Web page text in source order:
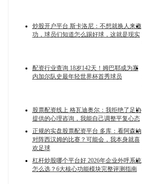
炒股开户平台 斯卡洛尼：不想就换人来邀
功，球员们知道怎么踢好球，这就是现实
配资行业查询 18岁142天！姆巴耶成为塞
内加尔队史最年轻世界杯首秀球员
股票配资线上 格瓦迪奥尔：我拒绝了足协
提供的心理咨询，我能自己调整平复心态
正规的实盘股票配资平台 多库：看阿森纳
对阵西汉姆的比赛？可能会，我本身就喜
欢足球
杠杆炒股哪个平台好 2026年企业外呼系统
怎么选？6大核心功能模块完整评测指南